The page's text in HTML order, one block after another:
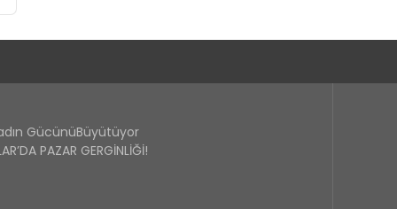
GücünüBüyütüyor
PAZAR GERGİNLİĞİ!